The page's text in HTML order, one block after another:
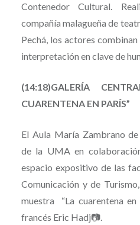
Contenedor Cultural.
compañía malagueña de
Pechá, los actores
interpretación en clave de
(14:18)GALERÍA
CUARENTENA EN PARÍS”
El Aula María Zambrano
de la UMA en
espacio expositivo de las
Comunicación y de
muestra “La cuarentena
francés Eric Hadj📷.